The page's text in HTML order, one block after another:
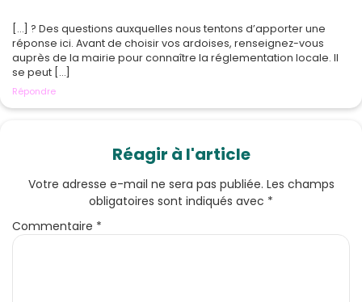
[…] ? Des questions auxquelles nous tentons d’apporter une
réponse ici. Avant de choisir vos ardoises, renseignez-vous
auprès de la mairie pour connaître la réglementation locale. Il
se peut […]
Répondre
Réagir à l'article
Votre adresse e-mail ne sera pas publiée. Les champs
obligatoires sont indiqués avec *
Commentaire *